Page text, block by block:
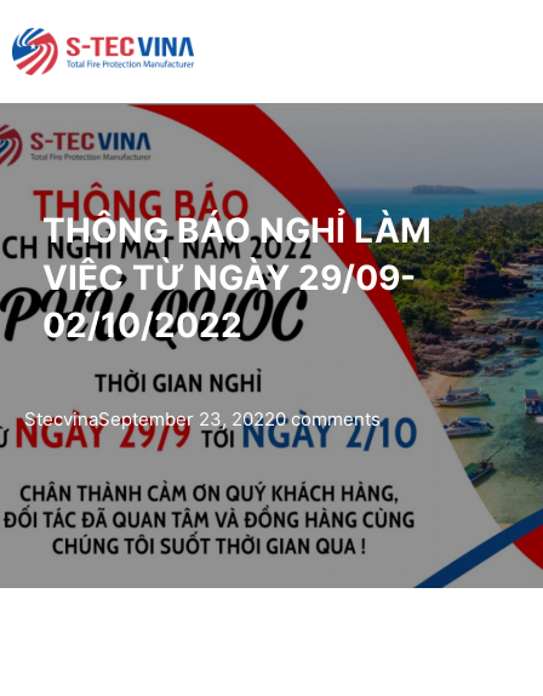
THÔNG BÁO NGHỈ LÀM
VIỆC TỪ NGÀY 29/09-
02/10/2022
StecvinaSeptember 23, 20220 comments